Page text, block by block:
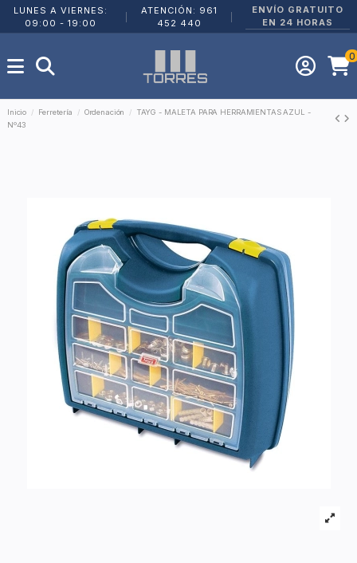
LUNES A VIERNES:
09:00 - 19:00
ATENCIÓN: 961
452 440
ENVÍO GRATUITO
EN 24 HORAS
0
Inicio Ferretería Ordenación
TAYG - MALETA PARA HERRAMIENTAS AZUL -
Nº43